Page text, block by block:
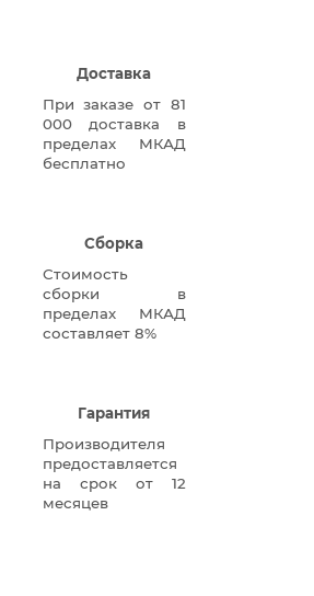
Доставка
При заказе от 81
000 доставка в
пределах МКАД
бесплатно
Сборка
Стоимость
сборки в
пределах МКАД
составляет 8%
Гарантия
Производителя
предоставляется
на срок от 12
месяцев